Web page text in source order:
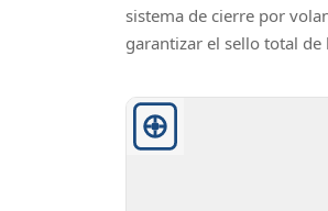
sistema de cierre por
garantizar el sello total de